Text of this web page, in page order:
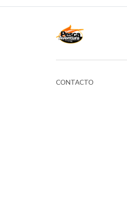
CONTACTO